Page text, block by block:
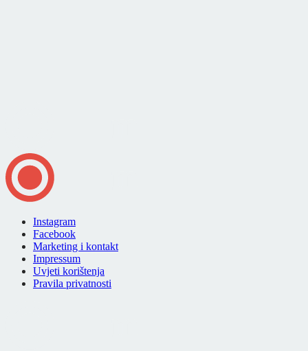
Instagram
Facebook
Marketing i kontakt
Impressum
Uvjeti korištenja
Pravila privatnosti